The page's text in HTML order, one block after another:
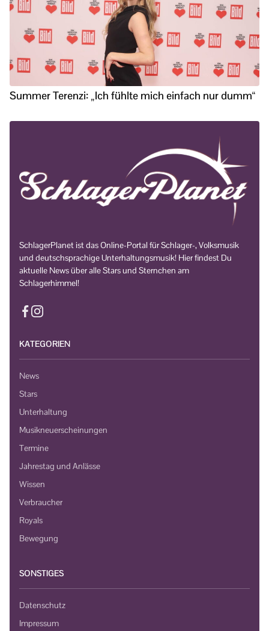
Summer Terenzi: „Ich fühlte mich einfach nur dumm“
SchlagerPlanet ist das Online-Portal für Schlager-, Volksmusik
und deutschsprachige Unterhaltungsmusik! Hier findest Du
aktuelle News über alle Stars und Sternchen am
Schlagerhimmel!
KATEGORIEN
News
Stars
Unterhaltung
Musikneuerscheinungen
Termine
Jahrestag und Anlässe
Wissen
Verbraucher
Royals
Bewegung
SONSTIGES
Datenschutz
Impressum